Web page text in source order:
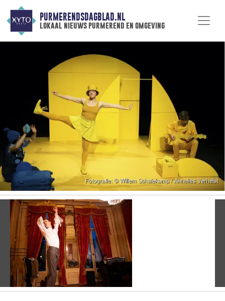
PURMERENDSDAGBLAD.NL
lokaal nieuws purmerend en omgeving
Vorige